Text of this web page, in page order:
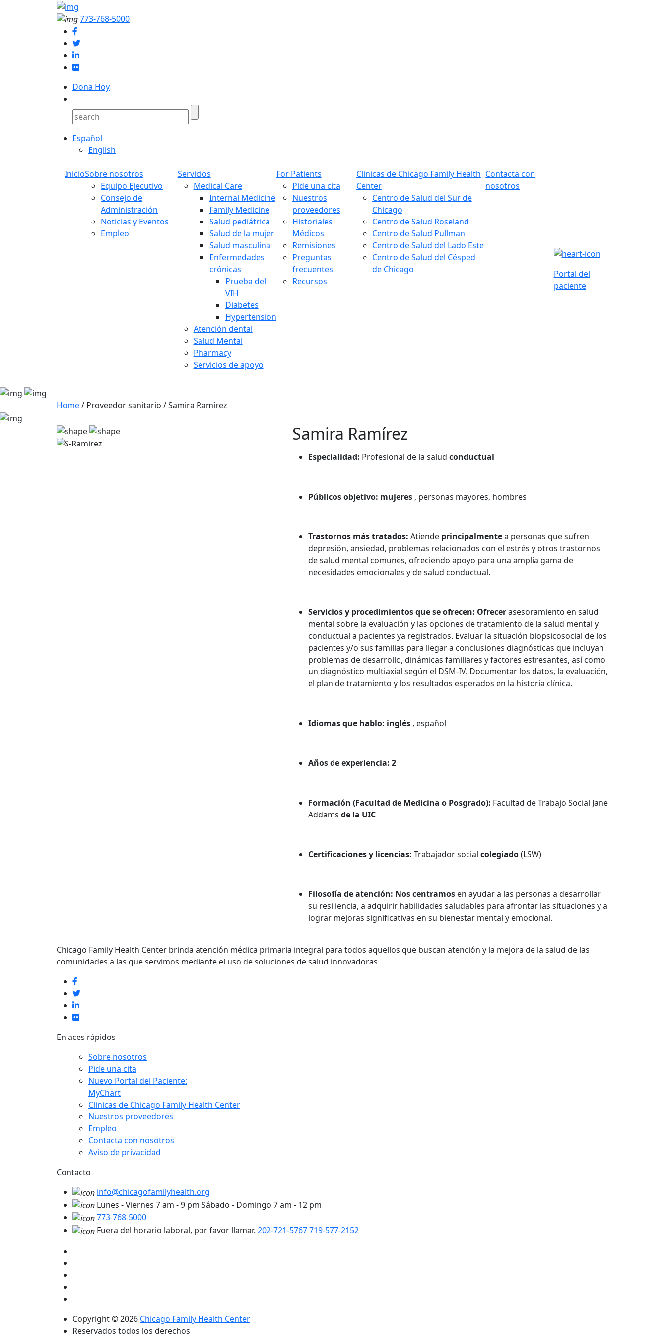
773-768-5000
Dona Hoy
Español
English
InicioSobre nosotros
Equipo Ejecutivo
Consejo de
Administración
Noticias y Eventos
Empleo
Servicios
Medical Care
Internal Medicine
Family Medicine
Salud pediátrica
Salud de la mujer
Salud masculina
Enfermedades
crónicas
Prueba del
VIH
Diabetes
Hypertension
Atención dental
Salud Mental
Pharmacy
Servicios de apoyo
For Patients
Pide una cita
Nuestros
proveedores
Historiales
Médicos
Remisiones
Preguntas
frecuentes
Recursos
Clinicas de Chicago Family Health
Center
Centro de Salud del Sur de
Chicago
Centro de Salud Roseland
Centro de Salud Pullman
Centro de Salud del Lado Este
Centro de Salud del Césped
de Chicago
Contacta con
nosotros
Portal del
paciente
Home/ Proveedor sanitario /Samira Ramírez
Samira Ramírez
Especialidad: Profesional de la salud conductual
Públicos objetivo: mujeres , personas mayores, hombres
Trastornos más tratados: Atiende principalmentea personas que sufren
depresión, ansiedad, problemas relacionados con el estrés y otros trastornos
de salud mental comunes, ofreciendo apoyo para una amplia gama de
necesidades emocionales y de salud conductual.
Servicios y procedimientos que se ofrecen: Ofrecerasesoramiento en salud
mental sobre la evaluación y las opciones de tratamiento de la salud mental y
conductual a pacientes ya registrados. Evaluar la situación biopsicosocial de los
pacientes y/o sus familias para llegar a conclusiones diagnósticas que incluyan
problemas de desarrollo, dinámicas familiares y factores estresantes, así como
un diagnóstico multiaxial según el DSM-IV. Documentar los datos, la evaluación,
el plan de tratamiento y los resultados esperados en la historia clínica.
Idiomas que hablo: inglés , español
Años de experiencia: 2
Formación (Facultad de Medicina o Posgrado): Facultad de Trabajo Social Jane
Addams de la UIC
Certificaciones y licencias: Trabajador social colegiado(LSW)
Filosofía de atención: Nos centramos en ayudar a las personas a desarrollar
su resiliencia, a adquirir habilidades saludables para afrontar las situaciones y a
lograr mejoras significativas en su bienestar mental y emocional.
Chicago Family Health Center brinda atención médica primaria integral para todos aquellos que buscan atención y la mejora de la salud de las
comunidades a las que servimos mediante el uso de soluciones de salud innovadoras.
Enlaces rápidos
Sobre nosotros
Pide una cita
Nuevo Portal del Paciente:
MyChart
Clinicas de Chicago Family Health Center
Nuestros proveedores
Empleo
Contacta con nosotros
Aviso de privacidad
Contacto
info@chicagofamilyhealth.org
Lunes - Viernes 7 am - 9 pm Sábado - Domingo 7 am - 12 pm
773-768-5000
Fuera del horario laboral, por favor llamar. 202-721-5767719-577-2152
Copyright © 2026 Chicago Family Health Center
Reservados todos los derechos